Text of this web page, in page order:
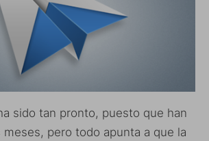
sido tan pronto, puesto que han
meses, pero todo apunta a que la